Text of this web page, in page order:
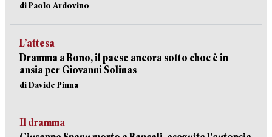
di Paolo Ardovino
L’attesa
Dramma a Bono, il paese ancora sotto choc è in
ansia per Giovanni Solinas
di Davide Pinna
Il dramma